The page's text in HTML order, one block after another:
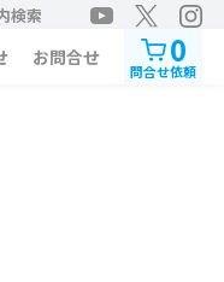
検索
お問合せ 0
問合せ依頼